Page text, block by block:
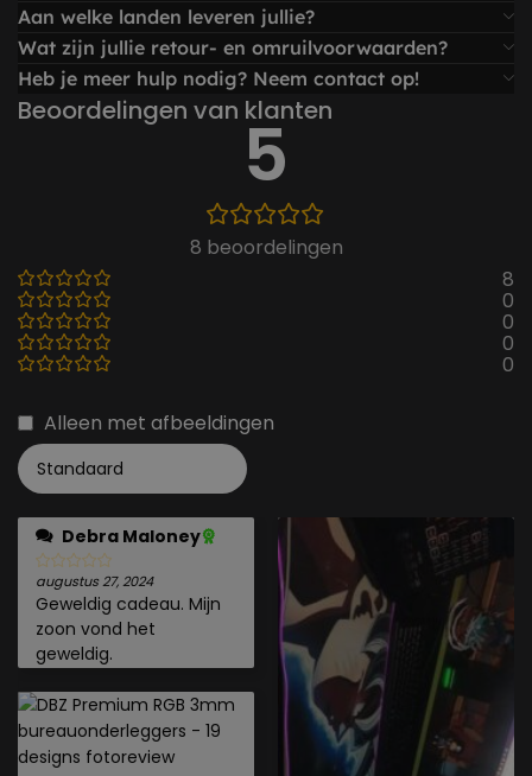
Aan welke landen leveren jullie?
Wat zijn jullie retour- en omruilvoorwaarden?
Heb je meer hulp nodig? Neem contact op!
Beoordelingen van klanten
5
8 beoordelingen
8
0
0
0
0
Alleen met afbeeldingen
Debra Maloney
augustus 27, 2024
Geweldig cadeau. Mijn
zoon vond het
geweldig.